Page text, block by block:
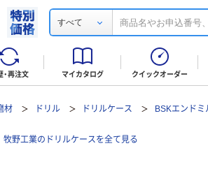
すべて
・再注文 マイカタログ クイックオーダー
材 ドリル ドリルケース BSKエンドミ
牧野工業のドリルケースを全て見る